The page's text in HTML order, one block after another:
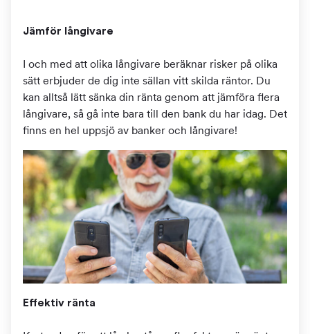
Jämför långivare
I och med att olika långivare beräknar risker på olika
sätt erbjuder de dig inte sällan vitt skilda räntor. Du
kan alltså lätt sänka din ränta genom att jämföra flera
långivare, så gå inte bara till den bank du har idag. Det
finns en hel uppsjö av banker och långivare!
Effektiv ränta